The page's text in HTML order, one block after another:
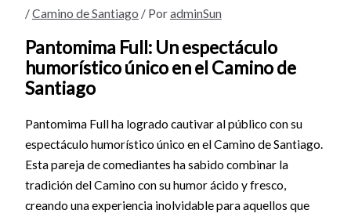
/Camino de Santiago / PoradminSun
Pantomima Full: Un espectáculo
humorístico único en el Camino de
Santiago
Pantomima Full ha logrado cautivar al público con su
espectáculo humorístico único en el Camino de Santiago.
Esta pareja de comediantes ha sabido combinar la
tradición del Camino con su humor ácido y fresco,
creando una experiencia inolvidable para aquellos que